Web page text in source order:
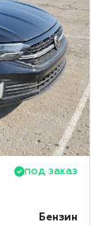
под заказ
Бензин